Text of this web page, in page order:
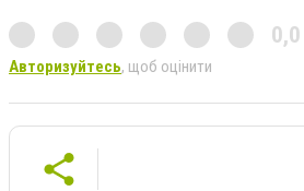
0,0
Авторизуйтесь, щоб оцінити